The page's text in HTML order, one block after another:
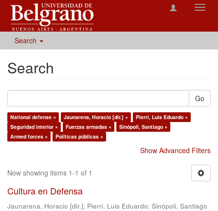
Search
Search
Go
National defense × Jaunarena, Horacio [dir.] ×
Pierri, Luis Eduardo ×
Seguridad interior ×
Fuerzas armadas ×
Sinópoli, Santiago ×
Armed forces ×
Políticas públicas ×
Show Advanced Filters
Now showing items 1-1 of 1
Cultura en Defensa
Jaunarena, Horacio [dir.]; Pierri, Luis Eduardo; Sinópoli, Santiago